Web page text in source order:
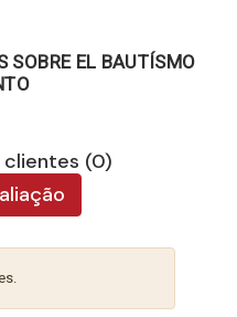
SOBRE EL BAUTÍSMO
clientes (0)